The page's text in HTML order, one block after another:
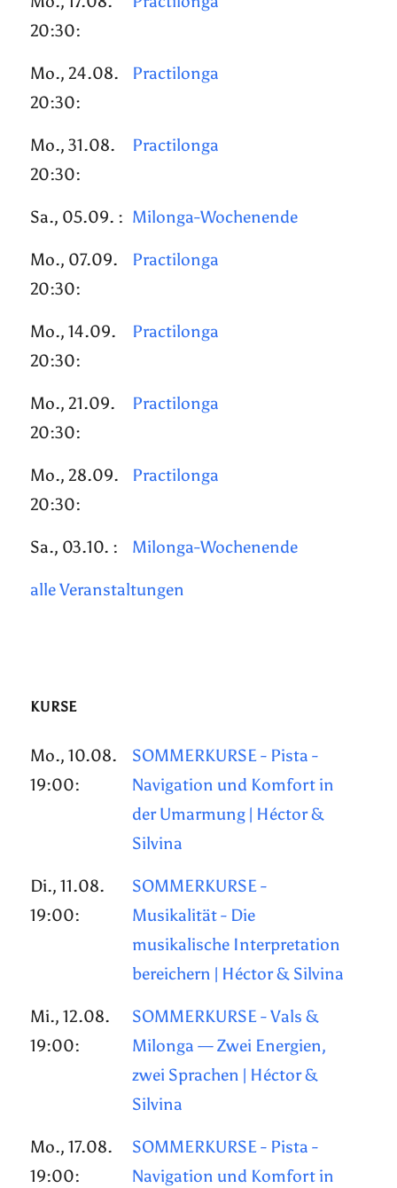
20:30:
Mo., 24.08.
20:30:
Practilonga
Mo., 31.08.
20:30:
Practilonga
Sa., 05.09. : Milonga-Wochenende
Mo., 07.09.
20:30:
Practilonga
Mo., 14.09.
20:30:
Practilonga
Mo., 21.09.
20:30:
Practilonga
Mo., 28.09.
20:30:
Practilonga
Sa., 03.10. : Milonga-Wochenende
alle Veranstaltungen
KURSE
Mo., 10.08.
19:00:
SOMMERKURSE - Pista -
Navigation und Komfort in
der Umarmung | Héctor &
Silvina
Di., 11.08.
19:00:
SOMMERKURSE -
Musikalität - Die
musikalische Interpretation
bereichern | Héctor & Silvina
Mi., 12.08.
19:00:
SOMMERKURSE - Vals &
Milonga — Zwei Energien,
zwei Sprachen | Héctor &
Silvina
Mo., 17.08.
19:00:
SOMMERKURSE - Pista -
Navigation und Komfort in